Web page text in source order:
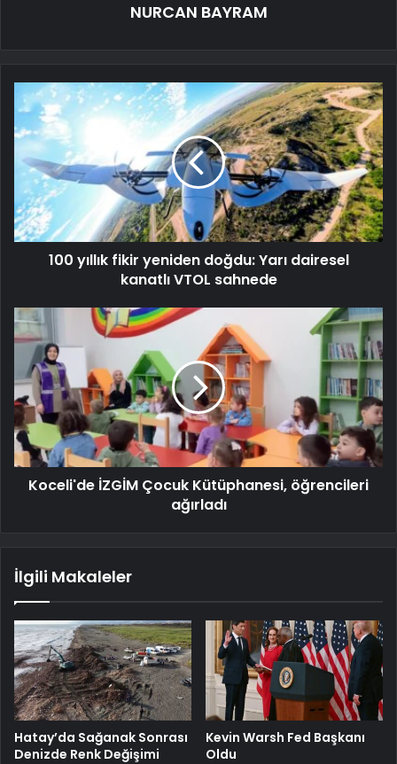
NURCAN BAYRAM
100 yıllık fikir yeniden doğdu: Yarı dairesel
kanatlı VTOL sahnede
Koceli'de İZGİM Çocuk Kütüphanesi, öğrencileri
ağırladı
İlgili Makaleler
Hatay’da Sağanak Sonrası
Denizde Renk Değişimi
Kevin Warsh Fed Başkanı
Oldu